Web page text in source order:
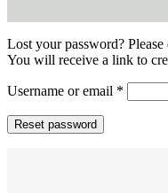
Lost your password?
You will receive a link to
Username or email *
Reset password